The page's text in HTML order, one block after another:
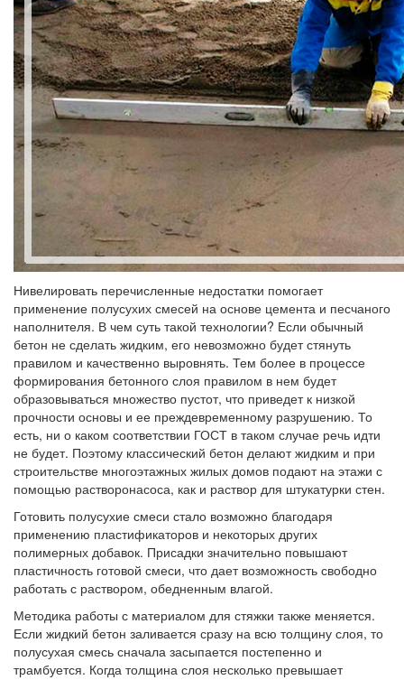
Нивелировать перечисленные недостатки помогает
применение полусухих смесей на основе цемента и песчаного
наполнителя. В чем суть такой технологии? Если обычный
бетон не сделать жидким, его невозможно будет стянуть
правилом и качественно выровнять. Тем более в процессе
формирования бетонного слоя правилом в нем будет
образовываться множество пустот, что приведет к низкой
прочности основы и ее преждевременному разрушению. То
есть, ни о каком соответствии ГОСТ в таком случае речь идти
не будет. Поэтому классический бетон делают жидким и при
строительстве многоэтажных жилых домов подают на этажи с
помощью растворонасоса, как и раствор для штукатурки стен.
Готовить полусухие смеси стало возможно благодаря
применению пластификаторов и некоторых других
полимерных добавок. Присадки значительно повышают
пластичность готовой смеси, что дает возможность свободно
работать с раствором, обедненным влагой.
Методика работы с материалом для стяжки также меняется.
Если жидкий бетон заливается сразу на всю толщину слоя, то
полусухая смесь сначала засыпается постепенно и
трамбуется. Когда толщина слоя несколько превышает